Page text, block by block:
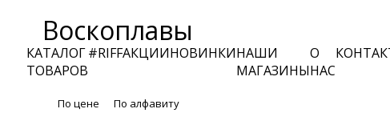
Воскоплавы
По цене По алфавиту
КАТАЛОГ
ТОВАРОВ
#RIFFАКЦИИНОВИНКИНАШИ
МАГАЗИНЫ
О
НАС